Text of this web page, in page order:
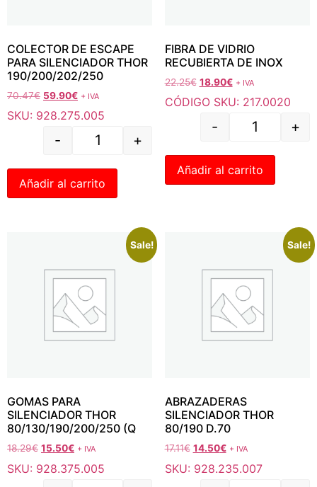
COLECTOR DE ESCAPE
PARA SILENCIADOR THOR
190/200/202/250
70.47€ 59.90€ + IVA
SKU: 928.275.005
- +
Añadir al carrito
FIBRA DE VIDRIO
RECUBIERTA DE INOX
22.25€ 18.90€ + IVA
CÓDIGO SKU: 217.0020
- +
Añadir al carrito
Sale!
GOMAS PARA
SILENCIADOR THOR
80/130/190/200/250 (Q
18.29€ 15.50€ + IVA
SKU: 928.375.005
Sale!
ABRAZADERAS
SILENCIADOR THOR
80/190 D.70
17.11€ 14.50€ + IVA
SKU: 928.235.007